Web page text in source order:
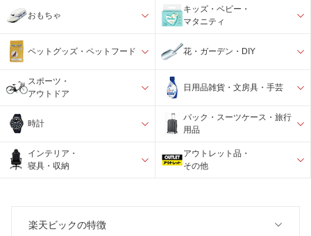
おもちゃ
キッズ・ベビー・
マタニティ
ペットグッズ・ペットフード 花・ガーデン・DIY
スポーツ・
アウトドア
日用品雑貨・文房具・手芸
時計
バック・スーツケース・旅行
用品
インテリア・
寝具・収納
アウトレット品・
その他
楽天ビックの特徴